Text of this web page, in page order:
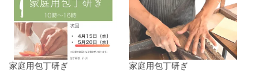
家庭用包丁研ぎ
家庭用包丁研ぎ